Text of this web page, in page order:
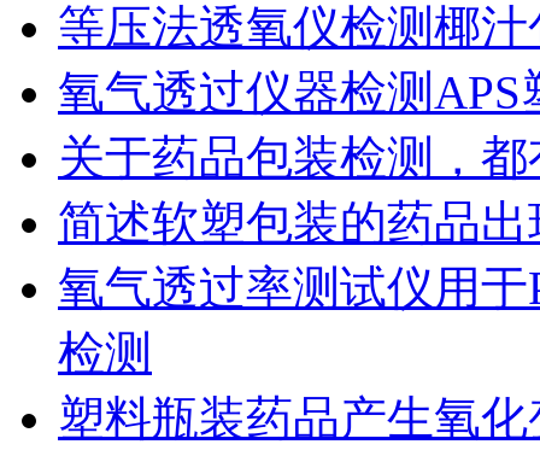
等压法透氧仪检测椰
氧气透过仪器检测
关于药品包装检测，
简述软塑包装的药品
氧气透过率测试仪用
检测
塑料瓶装药品产生氧